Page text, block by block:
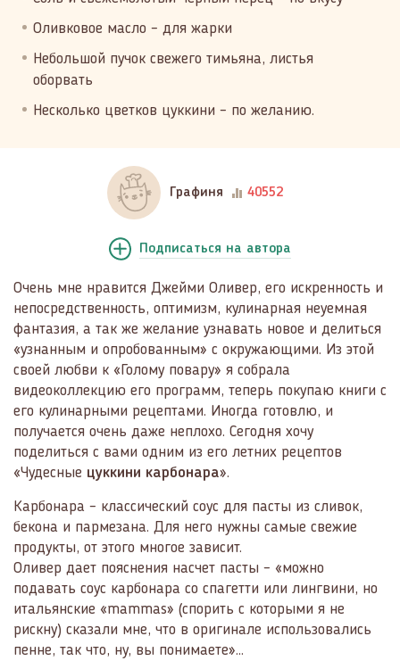
Оливковое масло – для жарки
Небольшой пучок свежего тимьяна, листья
оборвать
Несколько цветков цуккини – по желанию.
Графиня 40552
Подписаться на автора
Очень мне нравится Джейми Оливер, его искренность и
непосредственность, оптимизм, кулинарная неуемная
фантазия, а так же желание узнавать новое и делиться
«узнанным и опробованным» с окружающими. Из этой
своей любви к «Голому повару» я собрала
видеоколлекцию его программ, теперь покупаю книги с
его кулинарными рецептами. Иногда готовлю, и
получается очень даже неплохо. Сегодня хочу
поделиться с вами одним из его летних рецептов
«Чудесные цуккини карбонара».
Карбонара – классический соус для пасты из сливок,
бекона и пармезана. Для него нужны самые свежие
продукты, от этого многое зависит.
Оливер дает пояснения насчет пасты – «можно
подавать соус карбонара со спагетти или лингвини, но
итальянские «mammas» (спорить с которыми я не
рискну) сказали мне, что в оригинале использовались
пенне, так что, ну, вы понимаете»…